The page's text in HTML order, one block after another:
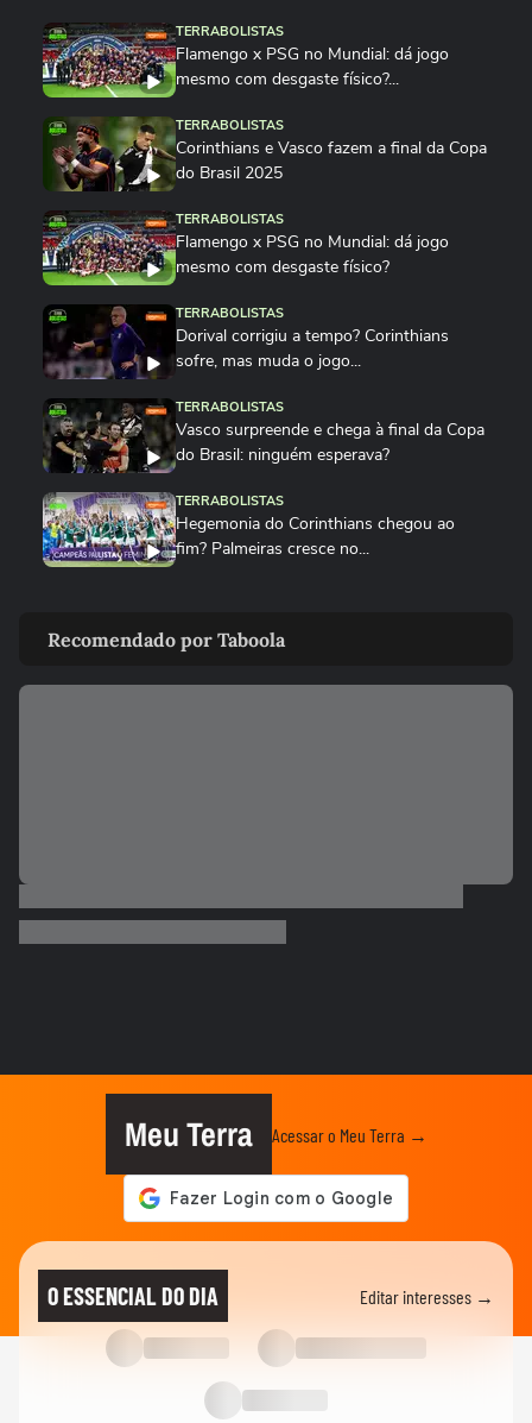
TERRABOLISTAS
Flamengo x PSG no Mundial: dá jogo
mesmo com desgaste físico?...
TERRABOLISTAS
Corinthians e Vasco fazem a final da Copa
do Brasil 2025
TERRABOLISTAS
Flamengo x PSG no Mundial: dá jogo
mesmo com desgaste físico?
TERRABOLISTAS
Dorival corrigiu a tempo? Corinthians
sofre, mas muda o jogo...
TERRABOLISTAS
Vasco surpreende e chega à final da Copa
do Brasil: ninguém esperava?
TERRABOLISTAS
Hegemonia do Corinthians chegou ao
fim? Palmeiras cresce no...
TERRABOLISTAS
Brasileiro
Brasil vai chegar forte em 2026? Ancelotti
ainda busca o time ideal
Neymar deve ir à Copa? Discussão quente
sobre físico e função no...
TERRABOLISTAS
Seleção perdeu identidade? Debate sobre
Ancelotti e treinadores...
Recomendado por Taboola
Meu Terra Acessar o Meu Terra →
O ESSENCIAL DO DIA Editar interesses →